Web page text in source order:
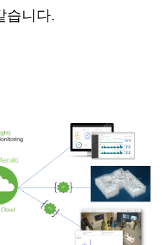
습니다.